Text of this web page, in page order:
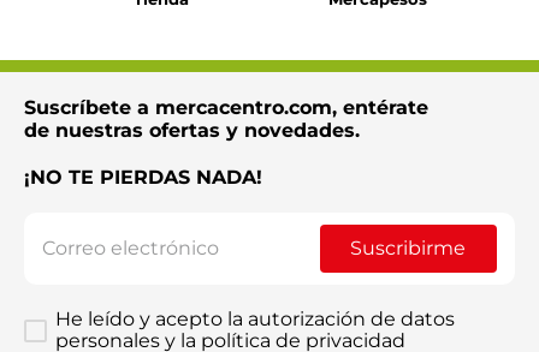
Suscríbete a mercacentro.com, entérate
de nuestras ofertas y novedades.
¡NO TE PIERDAS NADA!
Suscribirme
He leído y acepto la autorización de datos
personales y la política de privacidad